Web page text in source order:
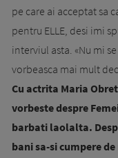
pe care ai acceptat sa
pentru ELLE, desi imi
interviul asta. «Nu mi
vorbeasca mai mult
Cu actrita Maria
vorbeste despre
barbati laolalta.
bani sa-si cumpere